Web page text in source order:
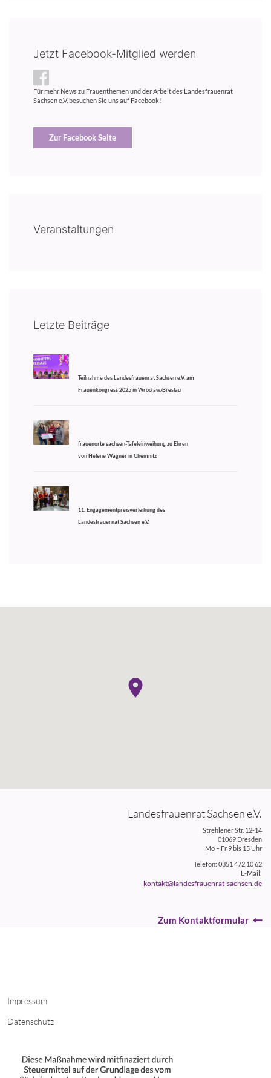
Jetzt Facebook-Mitglied werden
Für mehr News zu Frauenthemen und der Arbeit des Landesfrauenrat
Sachsen e.V. besuchen Sie uns auf Facebook!
Zur Facebook Seite
Veranstaltungen
Letzte Beiträge
Teilnahme des Landesfrauenrat Sachsen e.V. am
Frauenkongress 2025 in Wrocław/Breslau
frauenorte sachsen-Tafeleinweihung zu Ehren
von Helene Wagner in Chemnitz
11. Engagementpreisverleihung des
Landesfrauernat Sachsen e.V.
Landesfrauenrat Sachsen e.V.
Strehlener Str. 12-14
01069 Dresden
Mo – Fr 9 bis 15 Uhr
Telefon: 0351 472 10 62
E-Mail:
kontakt@landesfrauenrat-sachsen.de
Zum Kontaktformular
Impressum
Datenschutz